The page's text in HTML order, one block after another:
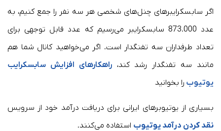
اگر سابسکرایبرهای چنل‌های شخصی هر سه نفر را جمع کنیم، به
عدد 873.000 سابسکرایبر می‌رسیم که عدد قابل توجهی برای
تعداد طرفداران سه تفنگدار است. اگر می‌خواهید کانال شما هم
مانند سه تفنگدار رشد کند،راهکارهای افزایش سابسکرایب
یوتیوب را بخوانید
بسیاری از یوتیوبرهای ایرانی برای دریافت درآمد خود از سرویس
نقد کردن درآمد یوتیوب استفاده می‌کنند.